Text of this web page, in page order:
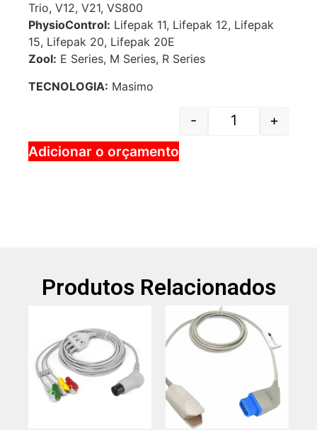
Trio, V12, V21, VS800
PhysioControl: Lifepak 11, Lifepak 12, Lifepak
15, Lifepak 20, Lifepak 20E
Zool: E Series, M Series, R Series
TECNOLOGIA: Masimo
-
+
Adicionar o orçamento
Produtos Relacionados